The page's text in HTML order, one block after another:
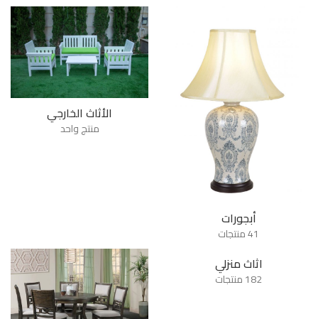
أبجورات
41 منتجات
الأثاث الخارجي
منتج واحد
اثاث منزلي
182 منتجات